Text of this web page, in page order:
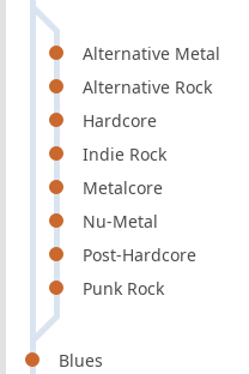
Alternative Metal
Alternative Rock
Hardcore
Indie Rock
Metalcore
Nu-Metal
Post-Hardcore
Punk Rock
Blues